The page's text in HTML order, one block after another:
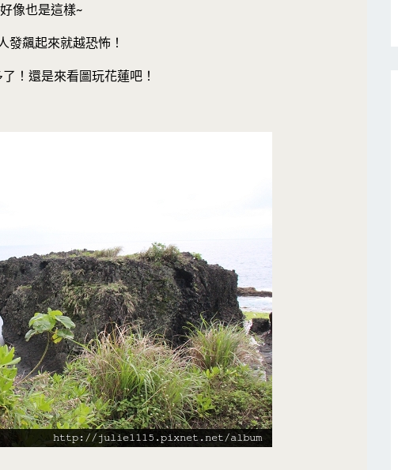
像也是這樣~
發飆起來就越恐怖！
！還是來看圖玩花蓮吧！